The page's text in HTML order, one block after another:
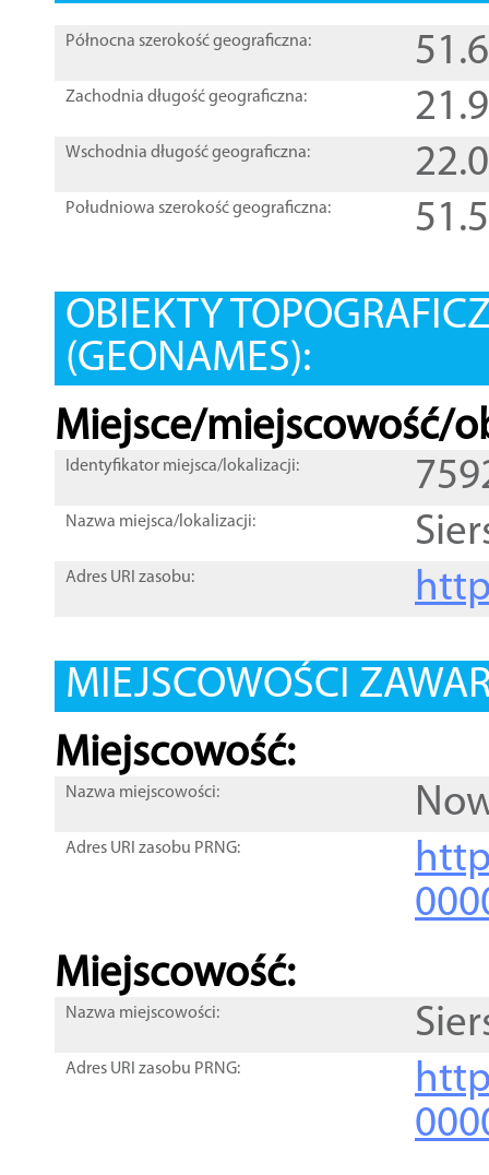
Północna szerokość geograficzna:
Zachodnia długość geograficzna:
Wschodnia długość geograficzna:
Południowa szerokość geograficzna:
OBIEKTY
(GEONAMES):
Miejsce/miejscowość/
Identyfikator miejsca/lokalizacji:
Nazwa miejsca/lokalizacji:
Adres URI zasobu:
MIEJSCOWOŚCI
Miejscowość:
Nazwa miejscowości:
Adres URI zasobu PRNG:
Miejscowość:
Nazwa miejscowości:
Adres URI zasobu PRNG: